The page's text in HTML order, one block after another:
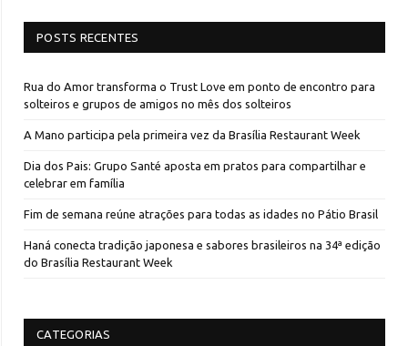
POSTS RECENTES
Rua do Amor transforma o Trust Love em ponto de encontro para
solteiros e grupos de amigos no mês dos solteiros
A Mano participa pela primeira vez da Brasília Restaurant Week
Dia dos Pais: Grupo Santé aposta em pratos para compartilhar e
celebrar em família
Fim de semana reúne atrações para todas as idades no Pátio Brasil
Haná conecta tradição japonesa e sabores brasileiros na 34ª edição
do Brasília Restaurant Week
CATEGORIAS